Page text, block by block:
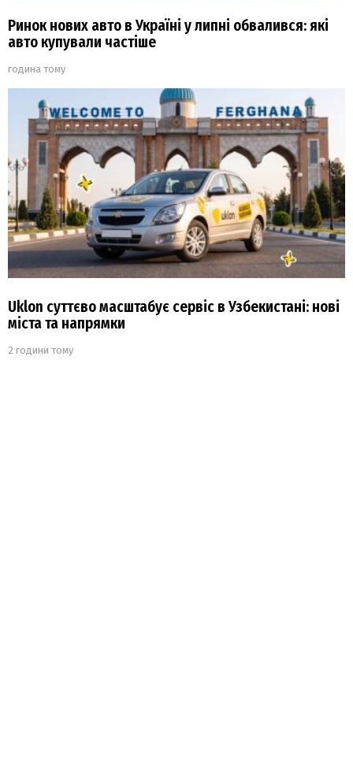
Ринок нових авто в Україні у липні обвалився: які
авто купували частіше
година тому
Uklon суттєво масштабує сервіс в Узбекистані: нові
міста та напрямки
2 години тому